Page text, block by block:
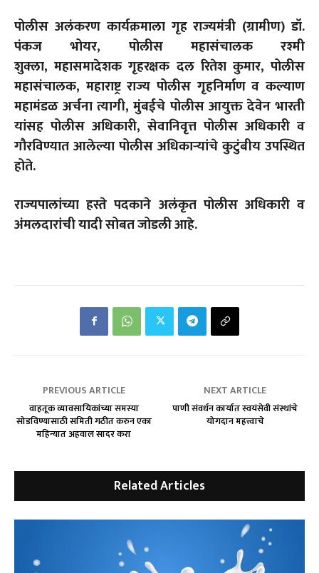
पोलीस अलंकरण कार्यक्रमाला गृह राज्यमंत्री (ग्रामीण) डॉ.
पंकज भोयर, पोलीस महासंचालक रश्मी
शुक्ला,महासमादेशक गृहरक्षक दल रितेश कुमार,पोलीस
महासंचालक, महाराष्ट्र राज्य पोलीस गृहनिर्माण व कल्याण
महामंडळ अर्चना त्यागी,मुंबईचे पोलीस आयुक्त देवेन भारती
यांसह पोलीस अधिकारी, सेवानिवृत्त पोलीस अधिकारी व
गौरविण्यात आलेल्या पोलीस अधिकाऱ्यांचे कुटुंबीय उपस्थित
होते.
राज्यपालांच्या हस्ते पदकाने अलंकृत पोलीस अधिकारी व
अंमलदारांची यादी सोबत जोडली आहे.
PREVIOUS ARTICLE
वाहतूक व्यावसायिकांच्या समस्या
सोडविण्यासाठी समिती गठीत करुन एका
महिन्यात अहवाल सादर करा
NEXT ARTICLE
पाणी संवर्धन कार्यात स्वयंसेवी संस्थांचे
योगदान महत्त्वाचे
Related Articles